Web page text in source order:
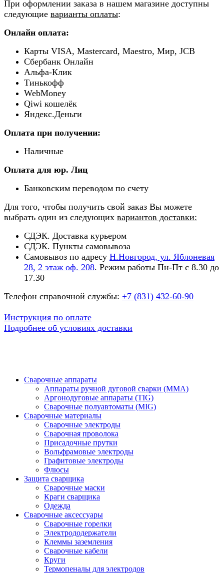
При оформлении заказа в нашем магазине доступны
следующие варианты оплаты:
Онлайн оплата:
Карты VISA, Mastercard, Maestro, Мир, JCB
Сбербанк Онлайн
Альфа-Клик
Тинькофф
WebMoney
Qiwi кошелёк
Яндекс.Деньги
Оплата при получении:
Наличные
Оплата для юр. Лиц
Банковским переводом по счету
Для того, чтобы получить свой заказ Вы можете
выбрать один из следующих вариантов доставки:
СДЭК. Доставка курьером
СДЭК. Пункты самовывоза
Самовывоз по адресу Н.Новгород, ул. Яблоневая
28, 2 этаж оф. 208. Режим работы Пн-Пт с 8.30 до
17.30
Телефон справочной службы: +7 (831) 432-60-90
Инструкция по оплате
Подробнее об условиях доставки
Сварочные аппараты
Аппараты ручной дуговой сварки (MMA)
Аргонодуговые аппараты (TIG)
Сварочные полуавтоматы (MIG)
Сварочные материалы
Сварочные электроды
Сварочная проволока
Присадочные прутки
Вольфрамовые электроды
Графитовые электроды
Флюсы
Защита сварщика
Сварочные маски
Краги сварщика
Одежда
Сварочные аксессуары
Сварочные горелки
Электрододержатели
Клеммы заземления
Сварочные кабели
Круги
Термопеналы для электродов